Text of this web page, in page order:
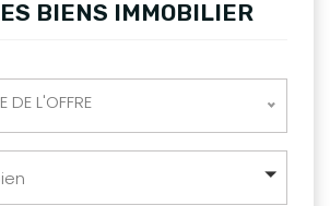
BIENS IMMOBILIER
DE L'OFFRE